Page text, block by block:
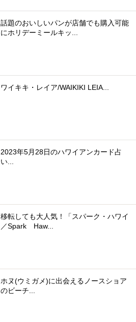
話題のおいしいパンが店舗でも購入可能
にホリデーミールキッ...
ワイキキ・レイア/WAIKIKI LEIA...
2023年5月28日のハワイアンカード占
い...
移転しても大人気！「スパーク・ハワイ
／Spark Haw...
ホヌ(ウミガメ)に出会えるノースショア
のビーチ...